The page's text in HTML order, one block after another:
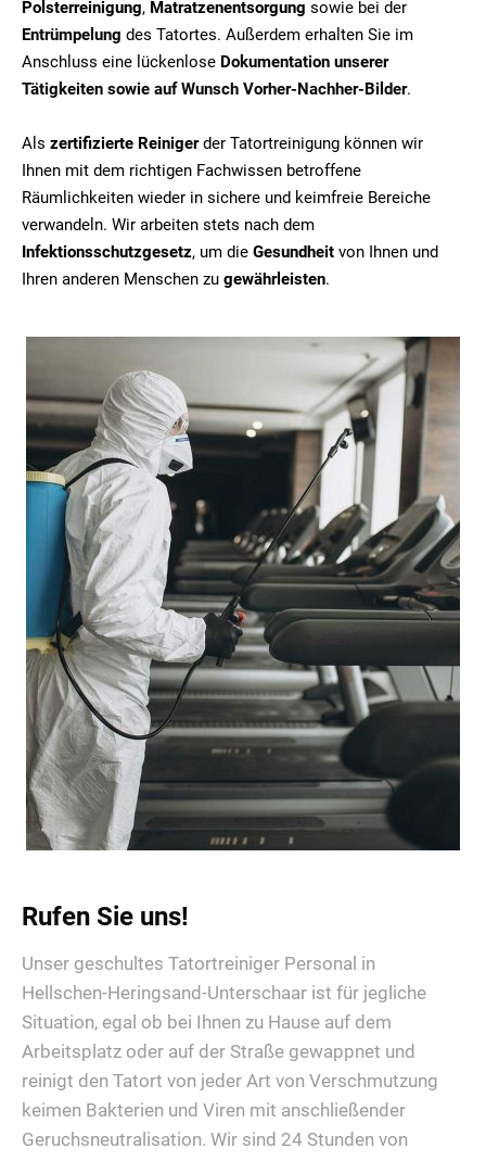
Polsterreinigung, Matratzenentsorgung sowie bei der
Entrümpelung des Tatortes. Außerdem erhalten Sie im
Anschluss eine lückenlose Dokumentation unserer
Tätigkeiten sowie auf Wunsch Vorher-Nachher-Bilder.
Als zertifizierte Reinigerder Tatortreinigung können wir
Ihnen mit dem richtigen Fachwissen betroffene
Räumlichkeiten wieder in sichere und keimfreie Bereiche
verwandeln. Wir arbeiten stets nach dem
Infektionsschutzgesetz, um die Gesundheit von Ihnen und
Ihren anderen Menschen zu gewährleisten.
Rufen Sie uns!
Unser geschultes Tatortreiniger Personal in
Hellschen-Heringsand-Unterschaar ist für jegliche
Situation, egal ob bei Ihnen zu Hause auf dem
Arbeitsplatz oder auf der Straße gewappnet und
reinigt den Tatort von jeder Art von Verschmutzung
keimen Bakterien und Viren mit anschließender
Geruchsneutralisation. Wir sind 24 Stunden von